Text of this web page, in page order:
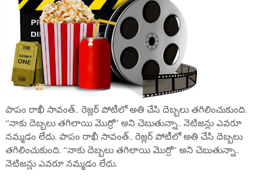
పాపం రాఖీ సావంత్.. రెజ్లర్ పోటీలో అతి చేసి దెబ్బలు తగిలించుకుంది.
‘‘నాకు దెబ్బలు తగిలాయి మొర్రో’’ అని చెబుతున్నా.. నెటిజన్లు ఎవరూ
నమ్మడం లేదు. పాపం రాఖీ సావంత్.. రెజ్లర్ పోటీలో అతి చేసి దెబ్బలు
తగిలించుకుంది. ‘‘నాకు దెబ్బలు తగిలాయి మొర్రో’’ అని చెబుతున్నా..
నెటిజన్లు ఎవరూ నమ్మడం లేదు.